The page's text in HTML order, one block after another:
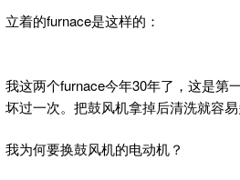
立着的furnace是这样的：
我这两个furnace今年30年了，这是第
坏过一次。把鼓风机拿掉后清洗就容易
我为何要换鼓风机的电动机？